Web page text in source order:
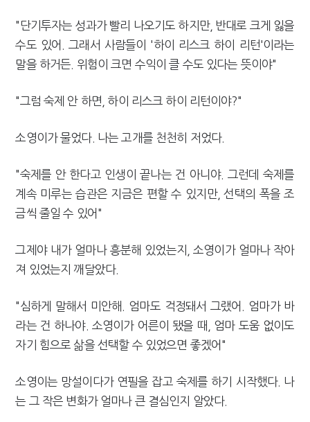
"단기투자는 성과가 빨리 나오기도 하지만, 반대로 크게 잃을
수도 있어. 그래서 사람들이 '하이 리스크 하이 리턴'이라는
말을 하거든. 위험이 크면 수익이 클 수도 있다는 뜻이야"
"그럼 숙제 안 하면, 하이 리스크 하이 리턴이야?"
소영이가 물었다. 나는 고개를 천천히 저었다.
"숙제를 안 한다고 인생이 끝나는 건 아니야. 그런데 숙제를
계속 미루는 습관은 지금은 편할 수 있지만, 선택의 폭을 조
금씩 줄일 수 있어"
그제야 내가 얼마나 흥분해 있었는지, 소영이가 얼마나 작아
져 있었는지 깨달았다.
"심하게 말해서 미안해. 엄마도 걱정돼서 그랬어. 엄마가 바
라는 건 하나야. 소영이가 어른이 됐을 때, 엄마 도움 없이도
자기 힘으로 삶을 선택할 수 있었으면 좋겠어"
소영이는 망설이다가 연필을 잡고 숙제를 하기 시작했다. 나
는 그 작은 변화가 얼마나 큰 결심인지 알았다.